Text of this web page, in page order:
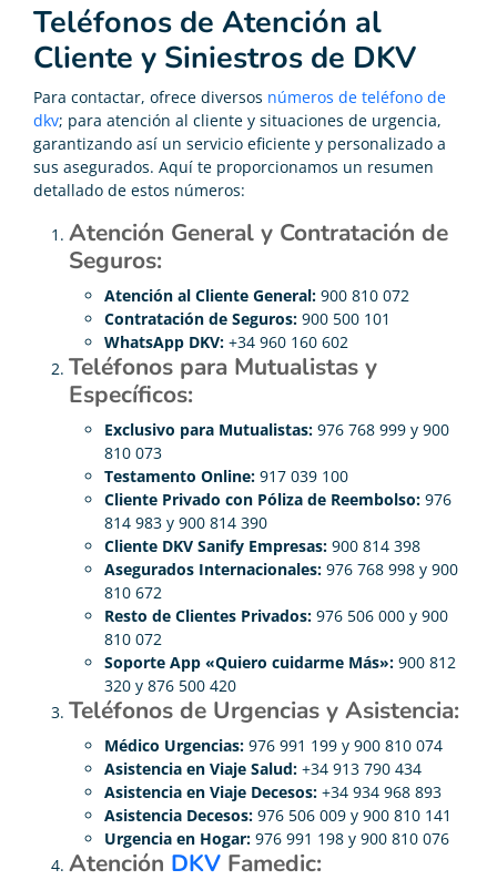
Teléfonos de Atención al
Cliente y Siniestros de DKV
Para contactar, ofrece diversos números de teléfono de
dkv; para atención al cliente y situaciones de urgencia,
garantizando así un servicio eficiente y personalizado a
sus asegurados. Aquí te proporcionamos un resumen
detallado de estos números:
Atención General y Contratación de
Seguros:
Atención al Cliente General: 900 810 072
Contratación de Seguros: 900 500 101
WhatsApp DKV: +34 960 160 602
Teléfonos para Mutualistas y
Específicos:
Exclusivo para Mutualistas: 976 768 999 y 900
810 073
Testamento Online: 917 039 100
Cliente Privado con Póliza de Reembolso: 976
814 983 y 900 814 390
Cliente DKV Sanify Empresas: 900 814 398
Asegurados Internacionales: 976 768 998 y 900
810 672
Resto de Clientes Privados: 976 506 000 y 900
810 072
Soporte App «Quiero cuidarme Más»: 900 812
320 y 876 500 420
Teléfonos de Urgencias y Asistencia:
Médico Urgencias: 976 991 199 y 900 810 074
Asistencia en Viaje Salud: +34 913 790 434
Asistencia en Viaje Decesos: +34 934 968 893
Asistencia Decesos: 976 506 009 y 900 810 141
Urgencia en Hogar: 976 991 198 y 900 810 076
Atención DKV Famedic: